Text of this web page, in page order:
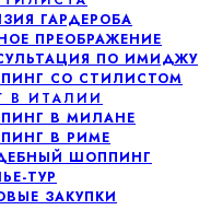
ГАРДЕРОБА
ПРЕОБРАЖЕНИЕ
ПО ИМИДЖУ
СО СТИЛИСТОМ
В ИТАЛИИ
В МИЛАНЕ
В РИМЕ
ШОППИНГ
ТУР
ЗАКУПКИ